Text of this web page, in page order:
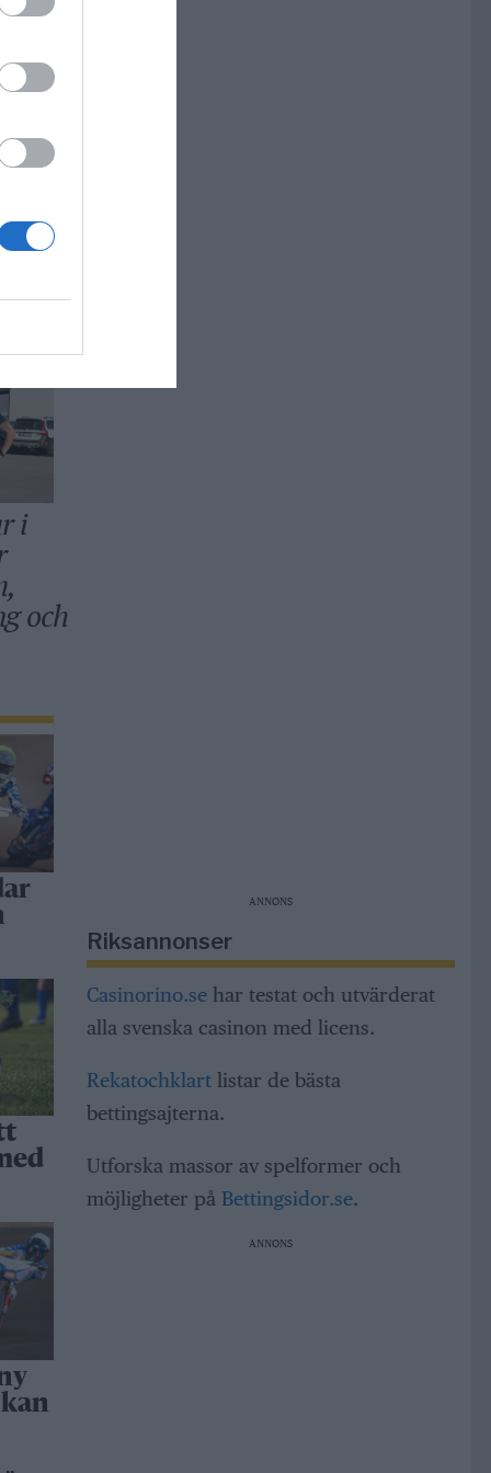
i
i
och
ANNONS
Riksannonser
Casinorino.sehar testat och utvärderat
alla svenska casinon med licens.
Rekatochklartlistar de bästa
bettingsajterna.
Utforska massor av spelformer och
möjligheter på Bettingsidor.se.
ANNONS